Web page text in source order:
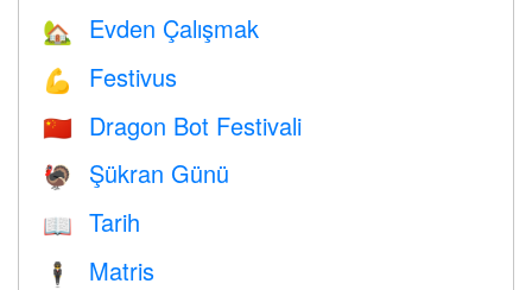
🏡 Evden Çalışmak
💪 Festivus
🇨🇳 Dragon Bot Festivali
🦃 Şükran Günü
📖 Tarih
🕴️ Matris